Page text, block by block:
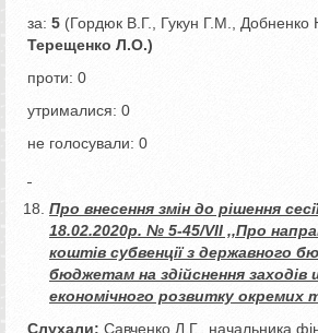
за: 5 (Гордюк В.Г., Гукун Г.М.,
Терещенко Л.О.)
проти: 0
утрималися: 0
не голосували: 0
Про внесення змін до рішення
18.02.2020р. № 5-45/VII ,,Про
коштів субвенції з державного
бюджетам на здійснення заходів
економічного розвитку окремих
Слухали: Савченко Л.Г., начальника